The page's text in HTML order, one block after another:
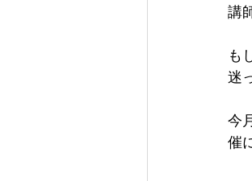
講
も
迷
今
催